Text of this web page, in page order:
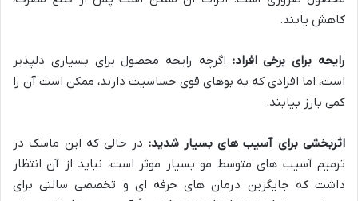
کاهش یابند.
رایحه برای برخی افراد: اگرچه رایحه محصول برای بسیاری دلپذیر
است، اما افرادی که به بوهای قوی حساسیت دارند، ممکن است آن را
کمی بارز بیابند.
اثربخشی برای آسیب های بسیار شدید: در حالی که این ماسک در
ترمیم آسیب های متوسط مو بسیار موثر است، نباید از آن انتظار
داشت که جایگزین درمان های حرفه ای و تخصصی سالنی برای